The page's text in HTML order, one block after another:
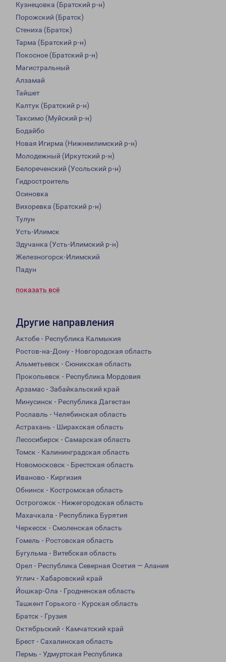
Кузнецовка (Братский р-н)
Порожский (Братск)
Стениха (Братск)
Тарма (Братский р-н)
Покосное (Братский р-н)
Магистральный
Алзамай
Тайшет
Калтук (Братский р-н)
Таксимо (Муйский р-н)
Бодайбо
Новая Игирма (Нижнеилимский р-н)
Молодежный (Иркутский р-н)
Белореченский (Усольский р-н)
Гидростроитель
Осиновка
Вихоревка (Братский р-н)
Тулун
Усть-Илимск
Эдучанка (Усть-Илимский р-н)
Железногорск-Илимский
Падун
показать всё
Другие направления
Актобе - Республика Калмыкия
Ростов-на-Дону - Новгородская область
Альметьевск - Сюникская область
Прокопьевск - Республика Мордовия
Арзамас - Забайкальский край
Минусинск - Республика Дагестан
Рославль - Челябинская область
Астрахань - Ширакская область
Лесосибирск - Самарская область
Томск - Калининградская область
Новомосковск - Брестская область
Иваново - Киргизия
Обнинск - Костромская область
Острогожск - Нижегородская область
Махачкала - Республика Бурятия
Черкесск - Смоленская область
Гомель - Ростовская область
Бугульма - Витебская область
Орел - Республика Северная Осетия — Алания
Углич - Хабаровский край
Йошкар-Ола - Гродненская область
Ташкент Горького - Курская область
Братск - Грузия
Октябрьский - Камчатский край
Брест - Сахалинская область
Пермь - Удмуртская Республика